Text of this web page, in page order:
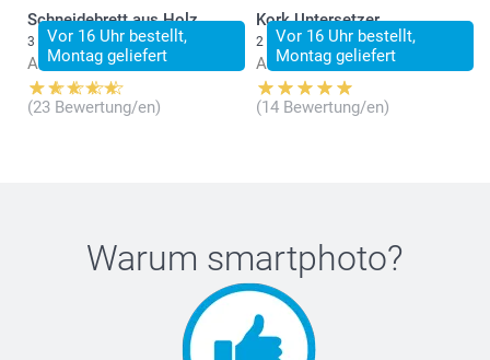
Vor 16 Uhr bestellt,
Montag geliefert
Schneidebrett aus Holz
3 Varianten
Ab 34.95
(23 Bewertung/en)
Vor 16 Uhr bestellt,
Montag geliefert
Kork Untersetzer
2 Varianten
Ab 31.95
(14 Bewertung/en)
Warum smartphoto?